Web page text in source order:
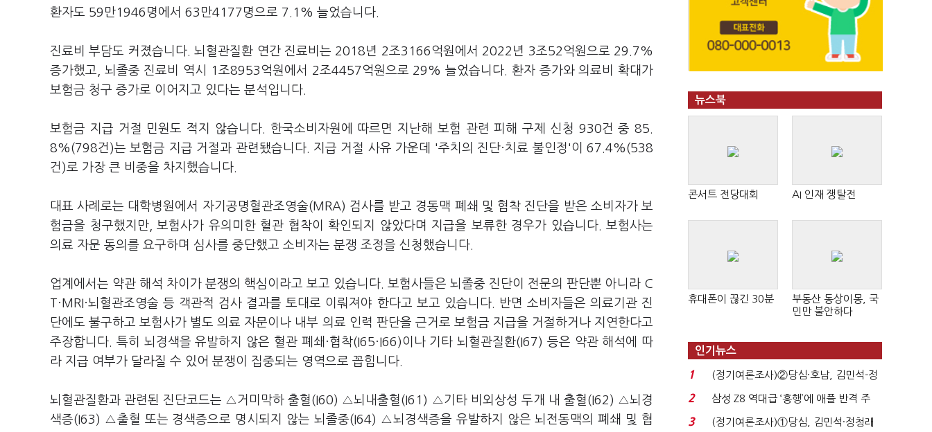
환자도 59만1946명에서 63만4177명으로 7.1% 늘었습니다.
진료비 부담도 커졌습니다. 뇌혈관질환 연간 진료비는 2018년 2조3166억원에서 2022년 3조52억원으로 29.7%
증가했고, 뇌졸중 진료비 역시 1조8953억원에서 2조4457억원으로 29% 늘었습니다. 환자 증가와 의료비 확대가
보험금 청구 증가로 이어지고 있다는 분석입니다.
보험금 지급 거절 민원도 적지 않습니다. 한국소비자원에 따르면 지난해 보험 관련 피해 구제 신청 930건 중 85.
8%(798건)는 보험금 지급 거절과 관련됐습니다. 지급 거절 사유 가운데 '주치의 진단·치료 불인정'이 67.4%(538
건)로 가장 큰 비중을 차지했습니다.
대표 사례로는 대학병원에서 자기공명혈관조영술(MRA) 검사를 받고 경동맥 폐쇄 및 협착 진단을 받은 소비자가 보
험금을 청구했지만, 보험사가 유의미한 혈관 협착이 확인되지 않았다며 지급을 보류한 경우가 있습니다. 보험사는
의료 자문 동의를 요구하며 심사를 중단했고 소비자는 분쟁 조정을 신청했습니다.
업계에서는 약관 해석 차이가 분쟁의 핵심이라고 보고 있습니다. 보험사들은 뇌졸중 진단이 전문의 판단뿐 아니라 C
T·MRI·뇌혈관조영술 등 객관적 검사 결과를 토대로 이뤄져야 한다고 보고 있습니다. 반면 소비자들은 의료기관 진
단에도 불구하고 보험사가 별도 의료 자문이나 내부 의료 인력 판단을 근거로 보험금 지급을 거절하거나 지연한다고
주장합니다. 특히 뇌경색을 유발하지 않은 혈관 폐쇄·협착(I65·I66)이나 기타 뇌혈관질환(I67) 등은 약관 해석에 따
라 지급 여부가 달라질 수 있어 분쟁이 집중되는 영역으로 꼽힙니다.
뇌혈관질환과 관련된 진단코드는 △거미막하 출혈(I60) △뇌내출혈(I61) △기타 비외상성 두개 내 출혈(I62) △뇌경
색증(I63) △출혈 또는 경색증으로 명시되지 않는 뇌졸중(I64) △뇌경색증을 유발하지 않은 뇌전동맥의 폐쇄 및 협
뉴스북
콘서트 전당대회 AI 인재 쟁탈전
휴대폰이 끊긴 30분
부동산 동상이몽, 국
민만 불안하다
인기뉴스
1
(정기여론조사)②당심·호남, 김민석-정
청래 '초접전'...
2
삼성 Z8 역대급 ‘흥행’에 애플 반격 주
목…9월 ‘폴...
3
(정기여론조사)①당심, 김민석·정청래